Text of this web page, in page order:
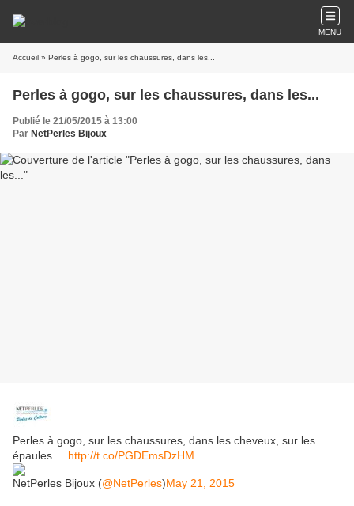
MENU
Accueil » Perles à gogo, sur les chaussures, dans les...
Perles à gogo, sur les chaussures, dans les...
Publié le 21/05/2015 à 13:00
Par NetPerles Bijoux
Perles à gogo, sur les chaussures, dans les cheveux, sur les
épaules.... http://t.co/PGDEmsDzHM
NetPerles Bijoux (@NetPerles)May 21, 2015